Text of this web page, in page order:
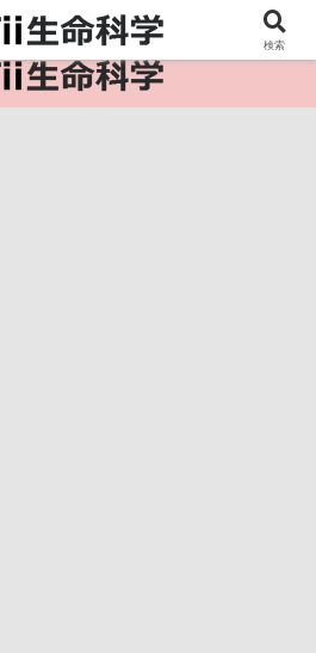
命・生物の情報インフラ。
検索